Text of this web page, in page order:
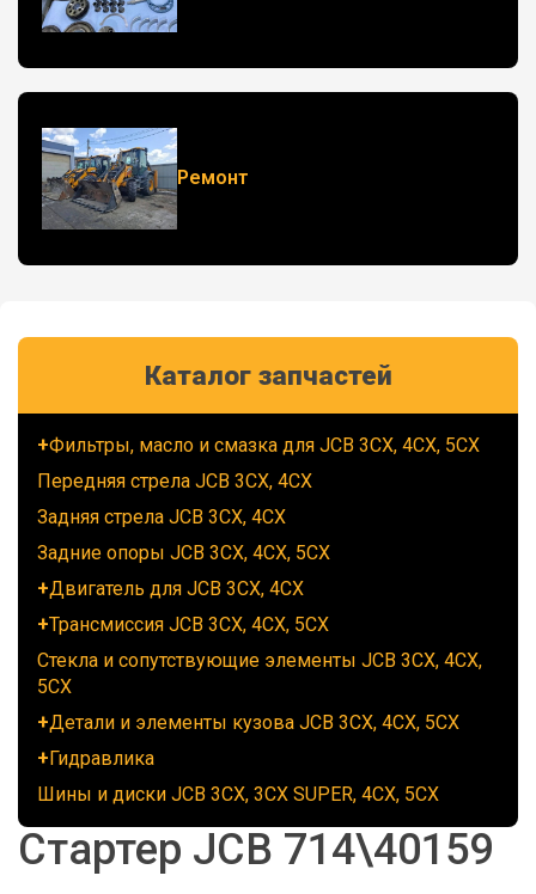
Ремонт
Каталог запчастей
Фильтры, масло и смазка для JCB 3CX, 4CX, 5CX
Передняя стрела JCB 3CX, 4CX
Задняя стрела JCB 3CX, 4CX
Задние опоры JCB 3CX, 4CX, 5CX
Двигатель для JCB 3CX, 4CX
Трансмиссия JCB 3CX, 4CX, 5CX
Стекла и сопутствующие элементы JCB 3CX, 4CX,
5CX
Детали и элементы кузова JCB 3CX, 4CX, 5CX
Гидравлика
Шины и диски JCB 3CX, 3CX SUPER, 4CX, 5CX
Стартер JCB 714\40159